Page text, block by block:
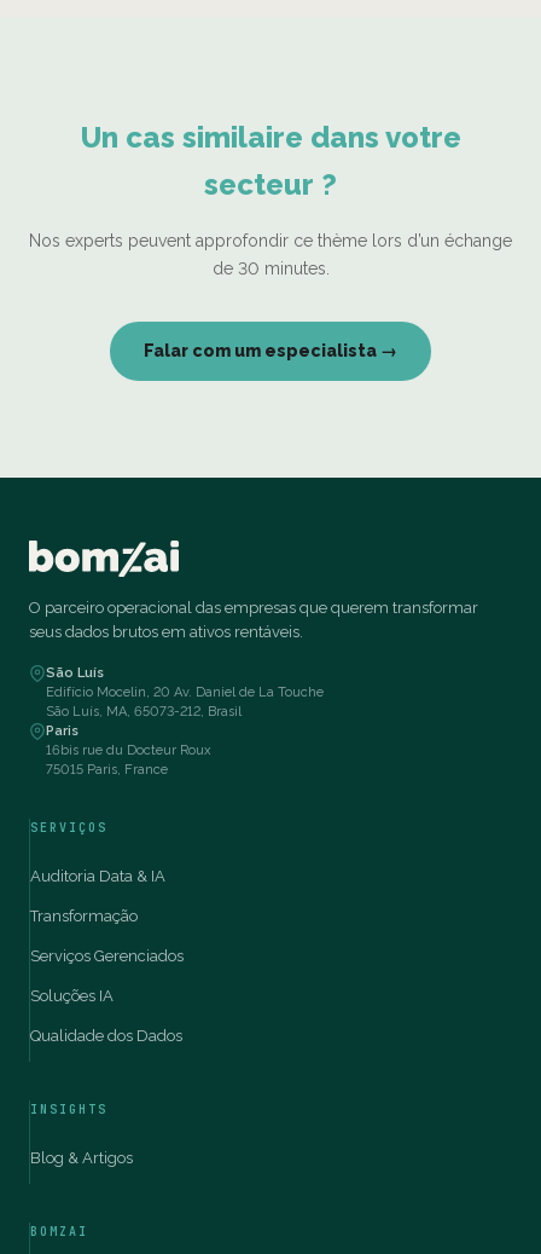
Un cas similaire dans votre
secteur ?
Nos experts peuvent approfondir ce thème lors d’un échange
de 30 minutes.
Falar com um especialista →
O parceiro operacional das empresas que querem transformar
seus dados brutos em ativos rentáveis.
São Luís
Edifício Mocelin, 20 Av. Daniel de La Touche
São Luís, MA, 65073-212, Brasil
Paris
16bis rue du Docteur Roux
75015 Paris, France
SERVIÇOS
Auditoria Data & IA
Transformação
Serviços Gerenciados
Soluções IA
Qualidade dos Dados
INSIGHTS
Blog & Artigos
BOMZAI